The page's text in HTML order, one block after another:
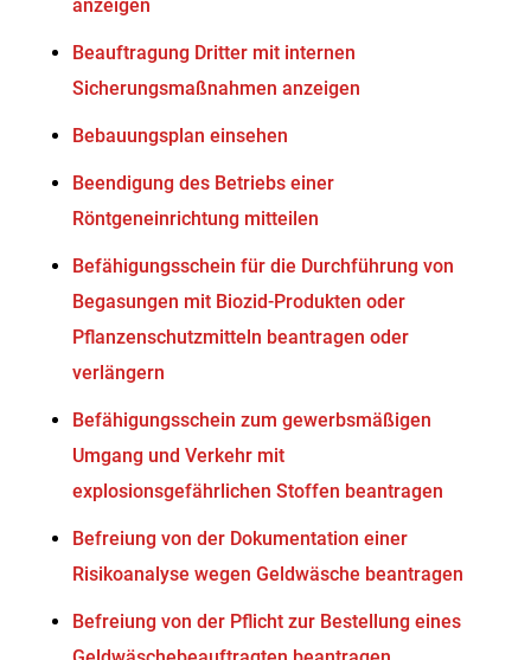
anzeigen
Beauftragung Dritter mit internen
Sicherungsmaßnahmen anzeigen
Bebauungsplan einsehen
Beendigung des Betriebs einer
Röntgeneinrichtung mitteilen
Befähigungsschein für die Durchführung von
Begasungen mit Biozid-Produkten oder
Pflanzenschutzmitteln beantragen oder
verlängern
Befähigungsschein zum gewerbsmäßigen
Umgang und Verkehr mit
explosionsgefährlichen Stoffen beantragen
Befreiung von der Dokumentation einer
Risikoanalyse wegen Geldwäsche beantragen
Befreiung von der Pflicht zur Bestellung eines